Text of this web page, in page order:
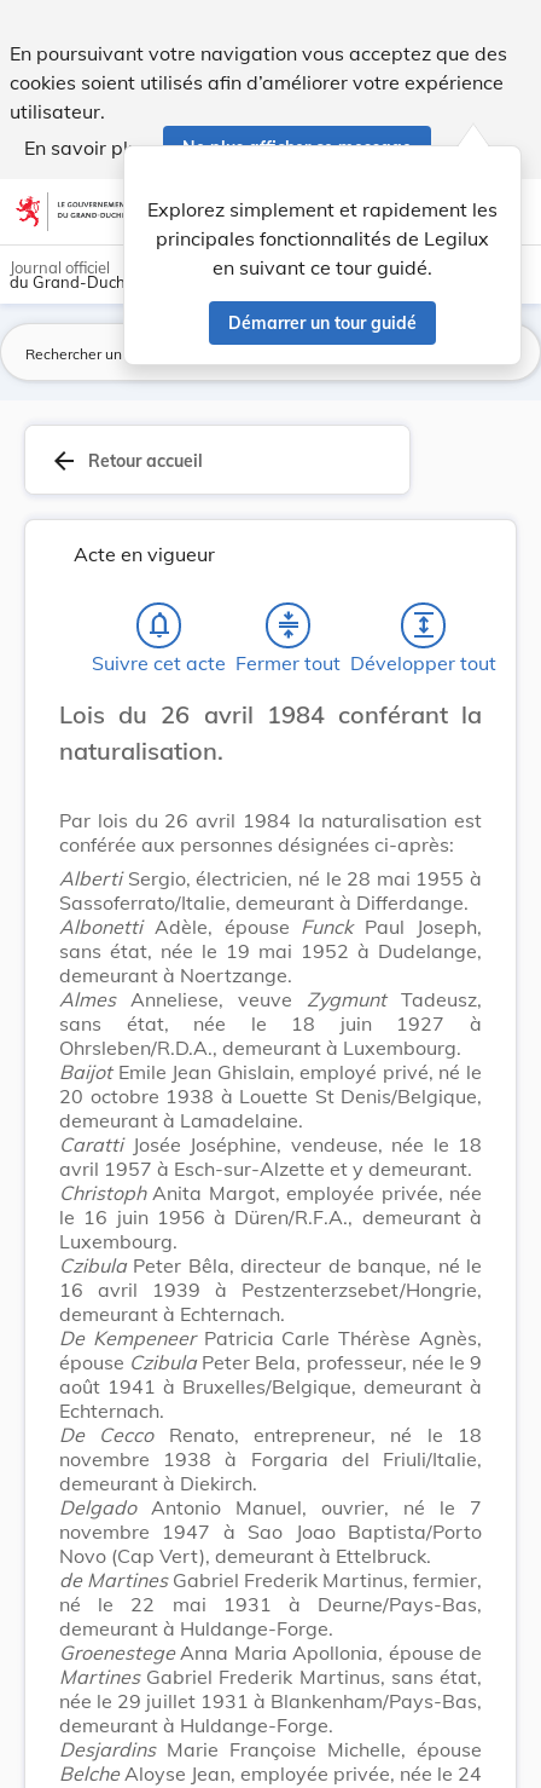
En poursuivant votre navigation vous acceptez que des
cookies soient utilisés afin d’améliorer votre expérience
utilisateur.
En savoir plus
Ne plus afficher ce message
Aller au contenu account_circle help Aide
Explorez simplement et rapidement les
principales fonctionnalités de Legilux
en suivant ce tour guidé.
Démarrer un tour guidé
light_mode dark_mode
Journal officiel
du Grand-Duché de Luxembourg
arrow_back Retour accueil
Acte en vigueur
notifications_none
Suivre cet acte
compress
Fermer tout
expand
Développer tout
Lois du 26 avril 1984 conférant la
naturalisation.
Par lois du 26 avril 1984 la naturalisation est
conférée aux personnes désignées ci-après:
AlbertiSergio, électricien, né le 28 mai 1955 à
Sassoferrato/Italie, demeurant à Differdange.
AlbonettiAdèle, épouse FunckPaul Joseph,
sans état, née le 19 mai 1952 à Dudelange,
demeurant à Noertzange.
AlmesAnneliese, veuve ZygmuntTadeusz,
sans état, née le 18 juin 1927 à
Ohrsleben/R.D.A., demeurant à Luxembourg.
BaijotEmile Jean Ghislain, employé privé, né le
20 octobre 1938 à Louette St Denis/Belgique,
demeurant à Lamadelaine.
CarattiJosée Joséphine, vendeuse, née le 18
avril 1957 à Esch-sur-Alzette et y demeurant.
ChristophAnita Margot, employée privée, née
le 16 juin 1956 à Düren/R.F.A., demeurant à
Luxembourg.
CzibulaPeter Bêla, directeur de banque, né le
16 avril 1939 à Pestzenterzsebet/Hongrie,
demeurant à Echternach.
De KempeneerPatricia Carle Thérèse Agnès,
épouse CzibulaPeter Bela, professeur, née le 9
août 1941 à Bruxelles/Belgique, demeurant à
Echternach.
De CeccoRenato, entrepreneur, né le 18
novembre 1938 à Forgaria del Friuli/Italie,
demeurant à Diekirch.
DelgadoAntonio Manuel, ouvrier, né le 7
novembre 1947 à Sao Joao Baptista/Porto
Novo (Cap Vert), demeurant à Ettelbruck.
de MartinesGabriel Frederik Martinus, fermier,
né le 22 mai 1931 à Deurne/Pays-Bas,
demeurant à Huldange-Forge.
GroenestegeAnna Maria Apollonia, épouse de
MartinesGabriel Frederik Martinus, sans état,
née le 29 juillet 1931 à Blankenham/Pays-Bas,
demeurant à Huldange-Forge.
DesjardinsMarie Françoise Michelle, épouse
BelcheAloyse Jean, employée privée, née le 24